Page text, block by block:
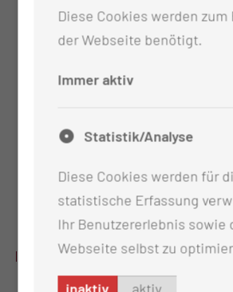
Medikamentöse
Botoxinstallation
Maßnahmen
Konsilsprechstunde
Beratung/Zweitmeinung bei
Erkrankungen
BESONDERE HINWEISE
Diese Cookies werden zum
der Webseite benötigt.
Immer aktiv
Statistik/Analyse
Diese Cookies werden für
statistische Erfassung
Ihr Benutzererlebnis sowie
Webseite selbst zu
inaktiv aktiv